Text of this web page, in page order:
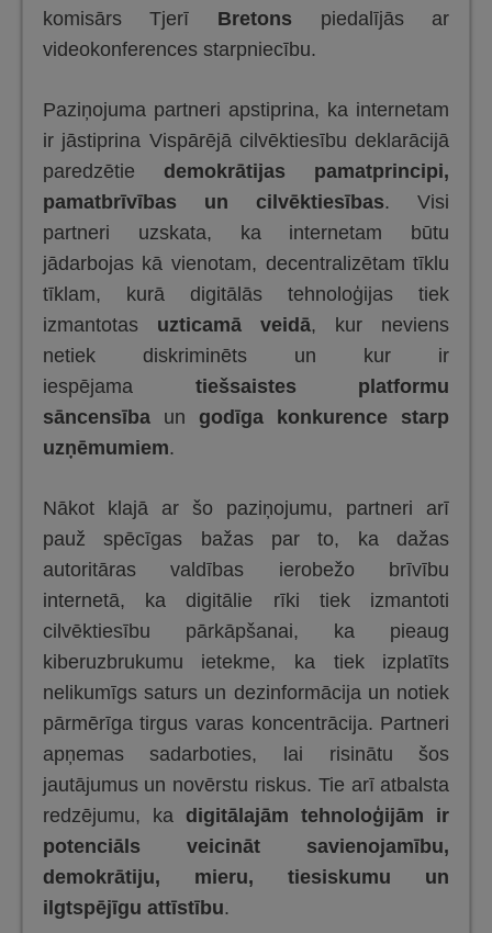
komisārs Tjerī Bretons piedalījās ar
videokonferences starpniecību.
Paziņojuma partneri apstiprina, ka internetam
ir jāstiprina Vispārējā cilvēktiesību deklarācijā
paredzētie demokrātijas pamatprincipi,
pamatbrīvības un cilvēktiesības. Visi
partneri uzskata, ka internetam būtu
jādarbojas kā vienotam, decentralizētam tīklu
tīklam, kurā digitālās tehnoloģijas tiek
izmantotas uzticamā veidā, kur neviens
netiek diskriminēts un kur ir
iespējama tiešsaistes platformu
sāncensībaun godīga konkurence starp
uzņēmumiem.
Nākot klajā ar šo paziņojumu, partneri arī
pauž spēcīgas bažas par to, ka dažas
autoritāras valdības ierobežo brīvību
internetā, ka digitālie rīki tiek izmantoti
cilvēktiesību pārkāpšanai, ka pieaug
kiberuzbrukumu ietekme, ka tiek izplatīts
nelikumīgs saturs un dezinformācija un notiek
pārmērīga tirgus varas koncentrācija. Partneri
apņemas sadarboties, lai risinātu šos
jautājumus un novērstu riskus. Tie arī atbalsta
redzējumu, ka digitālajām tehnoloģijām ir
potenciāls veicināt savienojamību,
demokrātiju, mieru, tiesiskumu un
ilgtspējīgu attīstību.